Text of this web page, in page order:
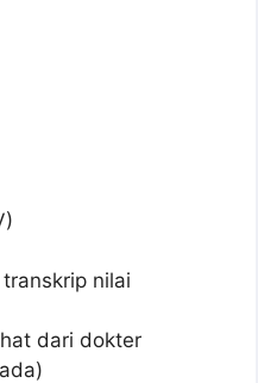
nilai
dari dokter